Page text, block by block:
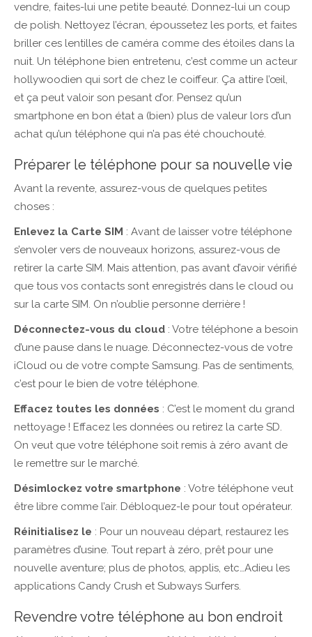
vendre, faites-lui une petite beauté. Donnez-lui un coup
de polish. Nettoyez l’écran, époussetez les ports, et faites
briller ces lentilles de caméra comme des étoiles dans la
nuit. Un téléphone bien entretenu, c’est comme un acteur
hollywoodien qui sort de chez le coiffeur. Ça attire l’œil,
et ça peut valoir son pesant d’or. Pensez qu’un
smartphone en bon état a (bien) plus de valeur lors d’un
achat qu’un téléphone qui n’a pas été chouchouté.
Préparer le téléphone pour sa nouvelle vie
Avant la revente, assurez-vous de quelques petites
choses :
Enlevez la Carte SIM : Avant de laisser votre téléphone
s’envoler vers de nouveaux horizons, assurez-vous de
retirer la carte SIM. Mais attention, pas avant d’avoir vérifié
que tous vos contacts sont enregistrés dans le cloud ou
sur la carte SIM. On n’oublie personne derrière !
Déconnectez-vous du cloud : Votre téléphone a besoin
d’une pause dans le nuage. Déconnectez-vous de votre
iCloud ou de votre compte Samsung. Pas de sentiments,
c’est pour le bien de votre téléphone.
Effacez toutes les données : C’est le moment du grand
nettoyage ! Effacez les données ou retirez la carte SD.
On veut que votre téléphone soit remis à zéro avant de
le remettre sur le marché.
Désimlockez votre smartphone : Votre téléphone veut
être libre comme l’air. Débloquez-le pour tout opérateur.
Réinitialisez le : Pour un nouveau départ, restaurez les
paramètres d’usine. Tout repart à zéro, prêt pour une
nouvelle aventure; plus de photos, applis, etc…Adieu les
applications Candy Crush et Subways Surfers.
Revendre votre téléphone au bon endroit